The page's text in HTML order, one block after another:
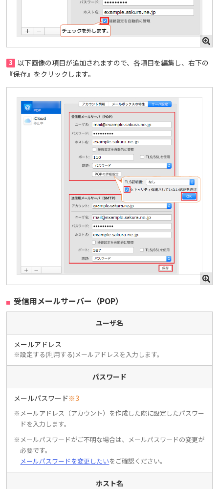
3
以下画像の項目が追加されますので、各項目を編集し、右下の
『保存』をクリックします。
受信用メールサーバー（POP）
ユーザ名
メールアドレス
※設定する(利用する)メールアドレスを入力します。
パスワード
メールパスワード ※3
※メールアドレス（アカウント）を作成した際に設定したパスワー
ドを入力します。
※メールパスワードがご不明な場合は、メールパスワードの変更が
必要です。
メールパスワードを変更したいをご確認ください。
ホスト名